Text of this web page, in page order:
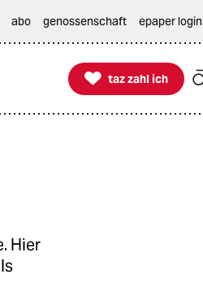
abo genossenschaft epaper login

taz zahl ich
taz zahl ich
Hier